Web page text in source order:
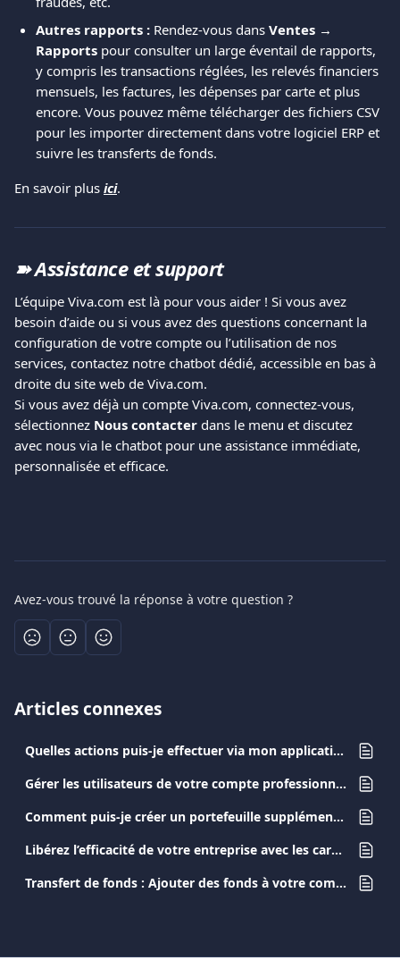
Autres rapports : Rendez-vous dans Ventes →
Rapports pour consulter un large éventail de rapports,
y compris les transactions réglées, les relevés financiers
mensuels, les factures, les dépenses par carte et plus
encore. Vous pouvez même télécharger des fichiers CSV
pour les importer directement dans votre logiciel ERP et
suivre les transferts de fonds.
En savoir plus ici.
➽ Assistance et support
L’équipe Viva.com est là pour vous aider ! Si vous avez
besoin d’aide ou si vous avez des questions concernant la
configuration de votre compte ou l’utilisation de nos
services, contactez notre chatbot dédié, accessible en bas à
droite du site web de Viva.com.
Si vous avez déjà un compte Viva.com, connectez-vous,
sélectionnez Nous contacter dans le menu et discutez
avec nous via le chatbot pour une assistance immédiate,
personnalisée et efficace.
Avez-vous trouvé la réponse à votre question ?
Articles connexes
Quelles actions puis-je effectuer via mon application Viva.com ?
Gérer les utilisateurs de votre compte professionnel Viva.com
Comment puis-je créer un portefeuille supplémentaire dans mon compte Viva.com ?
Libérez l’efficacité de votre entreprise avec les cartes business Viva.com
Transfert de fonds : Ajouter des fonds à votre compte Viva.com